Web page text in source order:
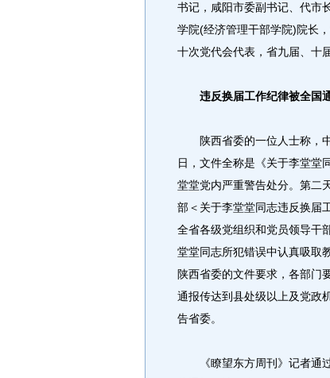
书记，咸阳市委副书记、代市
学院(经济管理干部学院)院长
十次党代会代表，省九届、十
违反换届工作纪律被全国
陕西省委的一位人士称，中
日，文件全称是《关于李堂堂
堂堂党内严重警告处分。第二
部＜关于李堂堂同志违反换届
全省各级党组织和党员领导干
堂堂同志所犯错误中认真吸取
陕西省委的文件要求，各部门
通报传达到县处级以上及党政
告省委。
《瞭望东方周刊》记者通过